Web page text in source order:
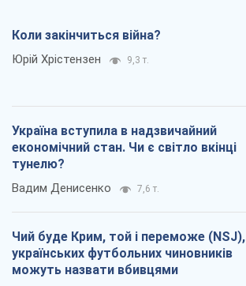
Коли закінчиться війна?
Юрій Хрістензен 9,3 т.
Україна вступила в надзвичайний
економічний стан. Чи є світло вкінці
тунелю?
Вадим Денисенко 7,6 т.
Чий буде Крим, той і переможе
українських футбольних чиновників
можуть назвати вбивцями